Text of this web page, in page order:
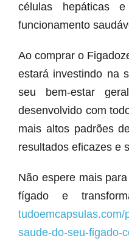
células hepáticas
funcionamento
Ao comprar o
estará investindo na
seu bem-estar
desenvolvido com
mais altos padrões
resultados eficazes e
Não espere mais
fígado e
saude-do-seu-figado-